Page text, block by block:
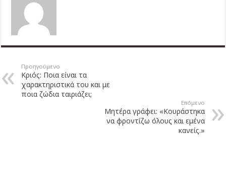
Προηγούμενο
Κριός: Ποια είναι τα
χαρακτηριστικά του και με
ποια ζώδια ταιριάζει;
Επόμενο
Μητέρα γράφει: «Κουράστηκα
να φροντίζω όλους και εμένα
κανείς.»